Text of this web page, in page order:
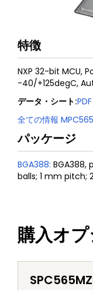
特徴
NXP 32-bit MCU,
-40/+125degC,
データ・シート:PDF
全ての情報 MPC565
パッケージ
BGA388: BGA388,
balls; 1 mm pitch;
購入オ